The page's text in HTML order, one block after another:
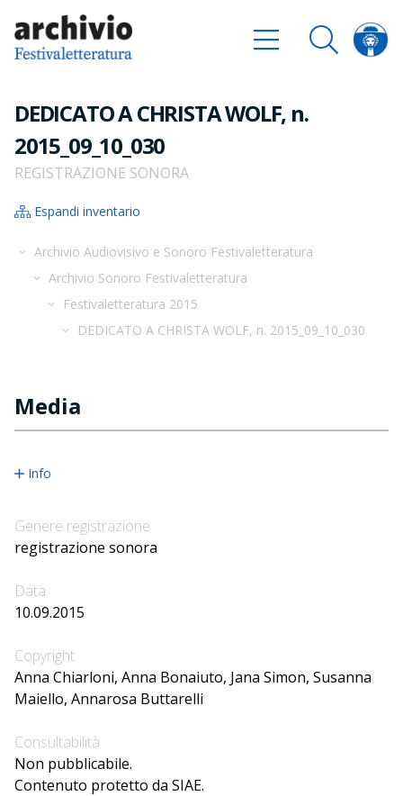
DEDICATO A CHRISTA WOLF, n.
2015_09_10_030
REGISTRAZIONE SONORA
Espandi inventario
Archivio Audiovisivo e Sonoro Festivaletteratura
Archivio Sonoro Festivaletteratura
Festivaletteratura 2015
DEDICATO A CHRISTA WOLF, n. 2015_09_10_030
Media
Info
Genere registrazione
registrazione sonora
Data
10.09.2015
Copyright
Anna Chiarloni, Anna Bonaiuto, Jana Simon, Susanna
Maiello, Annarosa Buttarelli
Consultabilità
Non pubblicabile.
Contenuto protetto da SIAE.